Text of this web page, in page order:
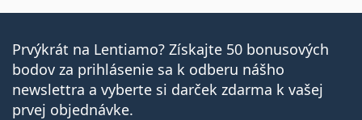
Prvýkrát na Lentiamo? Získajte 50 bonusových
bodov za prihlásenie sa k odberu nášho
newslettra a vyberte si darček zdarma k vašej
prvej objednávke.